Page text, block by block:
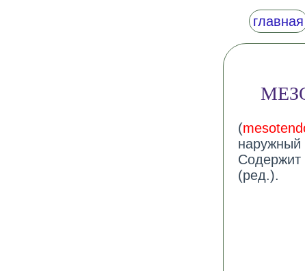
главная
(
наружный
Содержит
(ред.).